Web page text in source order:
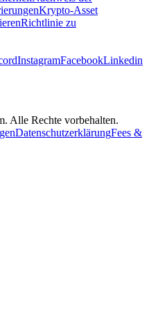
Krypto-Asset
Richtlinie zu
InstagramFacebookLinkedin
Alle Rechte vorbehalten.
DatenschutzerklärungFees &